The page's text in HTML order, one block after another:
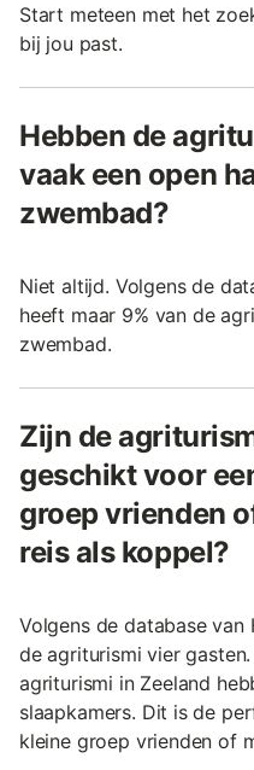
Start meteen met het
bij jou past.
Hebben de
vaak een open
zwembad?
Niet altijd. Volgens de
heeft maar 9% van de
zwembad.
Zijn de
geschikt voor
groep vrienden
reis als koppel?
Volgens de database
de agriturismi vier
agriturismi in Zeeland
slaapkamers. Dit is de
kleine groep vrienden of